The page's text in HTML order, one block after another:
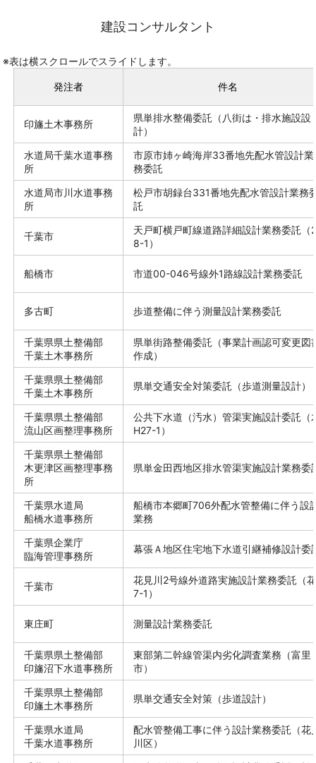
建設コンサルタント
※表は横スクロールでスライドします。
発注者 件名
印旛土木事務所
県単排水整備委託（八街は・排水施設設
計）
水道局千葉水道事務
所
市原市姉ヶ崎海岸33番地先配水管設計業
務委託
水道局市川水道事務
所
松戸市胡録台331番地先配水管設計業務
託
千葉市
天戸町横戸町線道路詳細設計業務委託（
8-1）
船橋市 市道00-046号線外1路線設計業務委託
多古町 歩道整備に伴う測量設計業務委託
千葉県県土整備部
千葉土木事務所
県単街路整備委託（事業計画認可変更図
作成）
千葉県県土整備部
千葉土木事務所
県単交通安全対策委託（歩道測量設計）
千葉県県土整備部
流山区画整理事務所
公共下水道（汚水）管渠実施設計委託（
H27-1）
千葉県県土整備部
木更津区画整理事務
所
県単金田西地区排水管渠実施設計業務委
千葉県水道局
船橋水道事務所
船橋市本郷町706外配水管整備に伴う設
業務
千葉県企業庁
臨海管理事務所
幕張Ａ地区住宅地下水道引継補修設計委
千葉市
花見川2号線外道路実施設計業務委託（
7-1）
東庄町 測量設計業務委託
千葉県県土整備部
印旛沼下水道事務所
東部第二幹線管渠内劣化調査業務（富里
市）
千葉県県土整備部
印旛土木事務所
県単交通安全対策（歩道設計）
千葉県水道局
千葉水道事務所
配水管整備工事に伴う設計業務委託（花
川区）